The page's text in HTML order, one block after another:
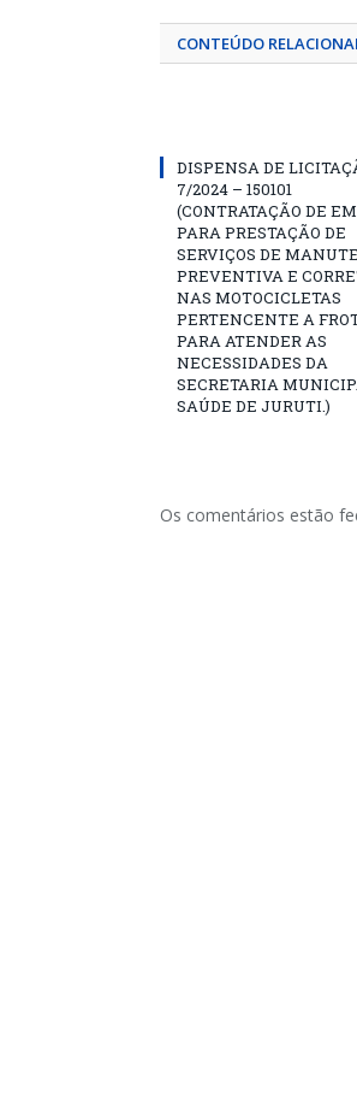
CONTEÚDO
DISPENSA DE
7/2024 – 150101
(CONTRATAÇÃO DE
PARA PRESTAÇÃO DE
SERVIÇOS DE
PREVENTIVA E
NAS MOTOCICLETAS
PERTENCENTE A
PARA ATENDER AS
NECESSIDADES DA
SECRETARIA
SAÚDE DE JURUTI.)
Os comentários estão